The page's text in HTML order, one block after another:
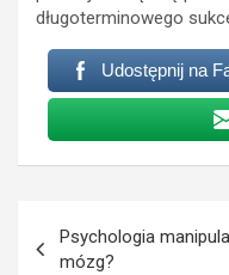
długoterminowego
Udostępnij na
wpisu
Psychologia
mózg?